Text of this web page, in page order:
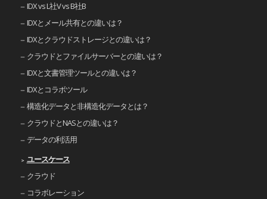
IDX vs L社V vs B社B
IDXとメール共有との違いは？
IDXとクラウドストレージとの違いは？
クラウドとファイルサーバーとの違いは？
IDXと文書管理ツールとの違いは？
IDXとコラボツール
構造化データと非構造化データとは？
クラウドとNASとの違いは？
データの利活用
ユースケース
クラウド
コラボレーション